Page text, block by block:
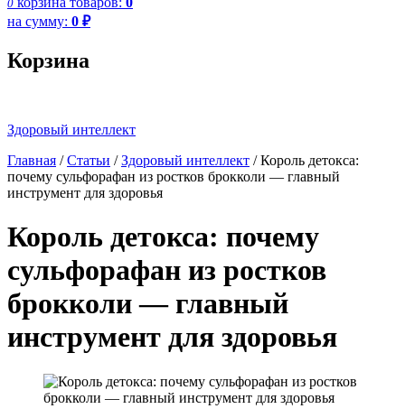
0
на сумму: 0 ₽
Корзина
Здоровый интеллект
Главная /Статьи /Здоровый интеллект /Король детокса:
почему сульфорафан из ростков брокколи — главный
инструмент для здоровья
Король детокса: почему
сульфорафан из ростков
брокколи — главный
инструмент для здоровья